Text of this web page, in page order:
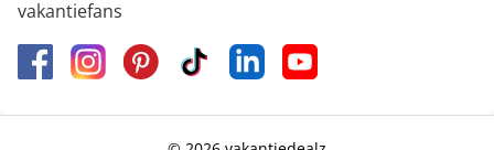
vakantiefans